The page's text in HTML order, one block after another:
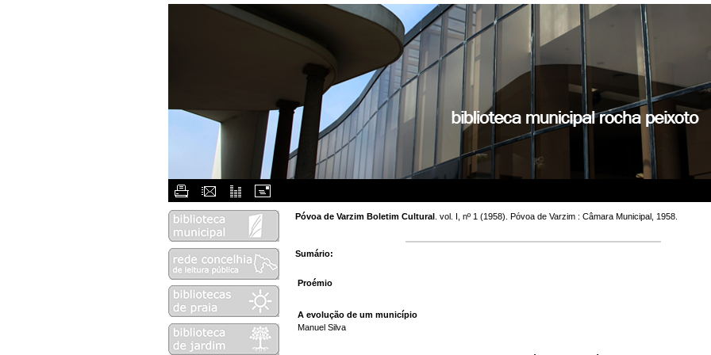
Póvoa de Varzim Boletim Cultural . vol. I, nº 1 (1958). Póvoa de Varzim : Câmara Municipal, 1958.
Sumário:
Proémio
A evolução de um município
Manuel Silva